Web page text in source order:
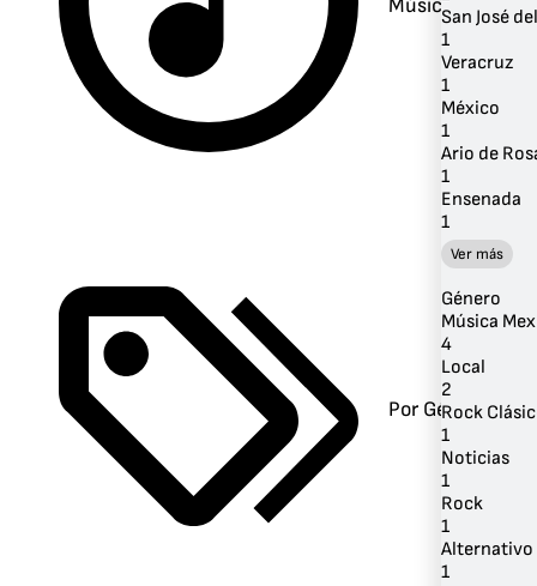
Música
Por Género
San José
1
Veracruz
1
México
1
Ario de
1
Ensenada
1
Ver más
Género
Música
4
Local
2
Rock
1
Noticias
1
Rock
1
Alternativo
1